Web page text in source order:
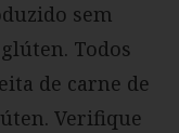
sem
Todos
de carne de
Verifique